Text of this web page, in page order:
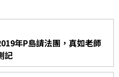
年P島請法團，真如老師
記